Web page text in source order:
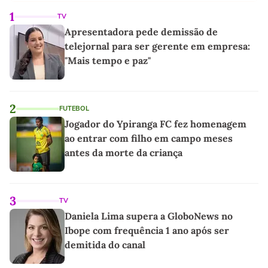
1 TV
Apresentadora pede demissão de
telejornal para ser gerente em empresa:
"Mais tempo e paz"
2 FUTEBOL
Jogador do Ypiranga FC fez homenagem
ao entrar com filho em campo meses
antes da morte da criança
3 TV
Daniela Lima supera a GloboNews no
Ibope com frequência 1 ano após ser
demitida do canal